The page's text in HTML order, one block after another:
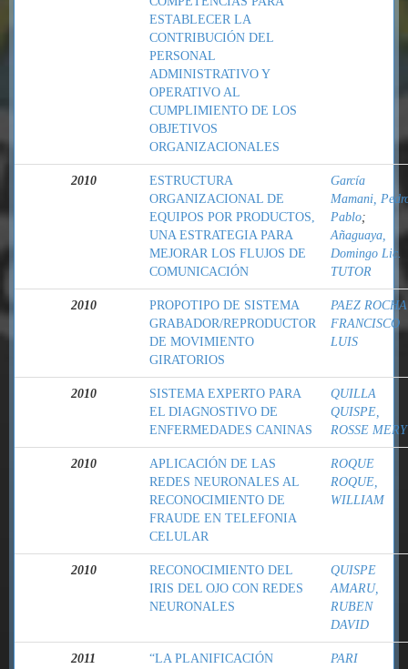
ESTABLECER LA
CONTRIBUCIÓN DEL
PERSONAL
ADMINISTRATIVO Y
OPERATIVO AL
CUMPLIMIENTO DE LOS
OBJETIVOS
ORGANIZACIONALES
2010
ESTRUCTURA
ORGANIZACIONAL DE
EQUIPOS POR PRODUCTOS,
UNA ESTRATEGIA PARA
MEJORAR LOS FLUJOS DE
COMUNICACIÓN
García
Mamani,
Pablo;
Añaguaya,
Domingo Lic.
TUTOR
2010
PROPOTIPO DE SISTEMA
GRABADOR/REPRODUCTOR
DE MOVIMIENTO
GIRATORIOS
PAEZ ROCHA
FRANCISCO
LUIS
2010
SISTEMA EXPERTO PARA
EL DIAGNOSTIVO DE
ENFERMEDADES CANINAS
QUILLA
QUISPE,
ROSSE MERY
2010
APLICACIÓN DE LAS
REDES NEURONALES AL
RECONOCIMIENTO DE
FRAUDE EN TELEFONIA
CELULAR
ROQUE
ROQUE,
WILLIAM
2010
RECONOCIMIENTO DEL
IRIS DEL OJO CON REDES
NEURONALES
QUISPE
AMARU,
RUBEN
DAVID
2011
“LA PLANIFICACIÓN
PARI